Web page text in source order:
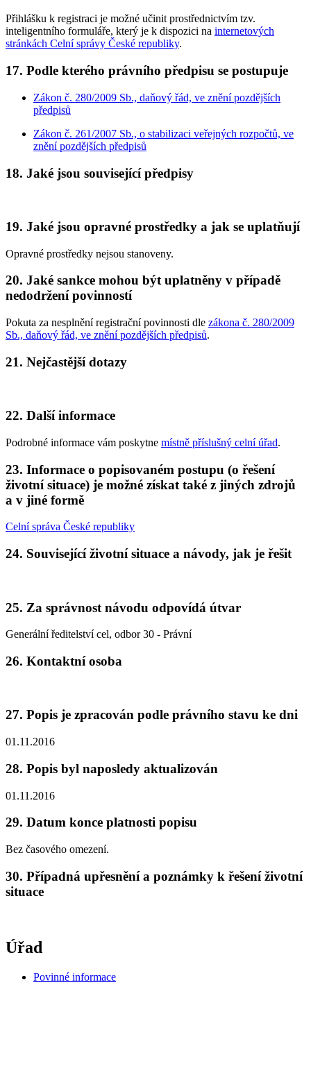
Přihlášku k registraci je možné učinit prostřednictvím tzv.
inteligentního formuláře, který je k dispozici na internetových
stránkách Celní správy České republiky.
17. Podle kterého právního předpisu se postupuje
Zákon č. 280/2009 Sb., daňový řád, ve znění pozdějších
předpisů
Zákon č. 261/2007 Sb., o stabilizaci veřejných rozpočtů, ve
znění pozdějších předpisů
18. Jaké jsou související předpisy
19. Jaké jsou opravné prostředky a jak se uplatňují
Opravné prostředky nejsou stanoveny.
20. Jaké sankce mohou být uplatněny v případě
nedodržení povinností
Pokuta za nesplnění registrační povinnosti dle zákona č. 280/2009
Sb., daňový řád, ve znění pozdějších předpisů.
21. Nejčastější dotazy
22. Další informace
Podrobné informace vám poskytne místně příslušný celní úřad.
23. Informace o popisovaném postupu (o řešení
životní situace) je možné získat také z jiných zdrojů
a v jiné formě
Celní správa České republiky
24. Související životní situace a návody, jak je řešit
25. Za správnost návodu odpovídá útvar
Generální ředitelství cel, odbor 30 - Právní
26. Kontaktní osoba
27. Popis je zpracován podle právního stavu ke dni
01.11.2016
28. Popis byl naposledy aktualizován
01.11.2016
29. Datum konce platnosti popisu
Bez časového omezení.
30. Případná upřesnění a poznámky k řešení životní
situace
Úřad
Povinné informace